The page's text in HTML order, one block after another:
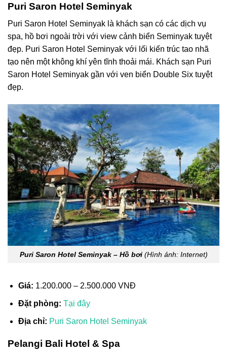
Puri Saron Hotel Seminyak
Puri Saron Hotel Seminyak là khách sạn có các dịch vụ
spa, hồ bơi ngoài trời với view cảnh biển Seminyak tuyệt
đẹp. Puri Saron Hotel Seminyak với lối kiến trúc tao nhã
tạo nên một không khí yên tĩnh thoải mái. Khách sạn Puri
Saron Hotel Seminyak gần với ven biển Double Six tuyệt
đẹp.
Puri Saron Hotel Seminyak – Hồ bơi(Hình ảnh: Internet)
Giá: 1.200.000 – 2.500.000 VNĐ
Đặt phòng: Tại đây
Địa chỉ: Puri Saron Hotel Seminyak
Pelangi Bali Hotel & Spa